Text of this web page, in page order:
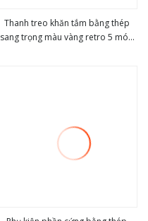
Thanh treo khăn tắm bằng thép
sang trọng màu vàng retro 5 món